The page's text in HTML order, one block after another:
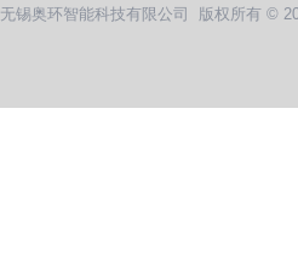
无锡奥环智能科技有限公司 版权所有 ©